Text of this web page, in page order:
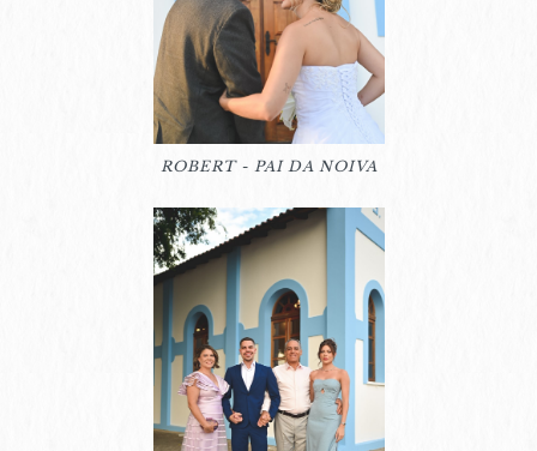
ROBERT - PAI DA NOIVA